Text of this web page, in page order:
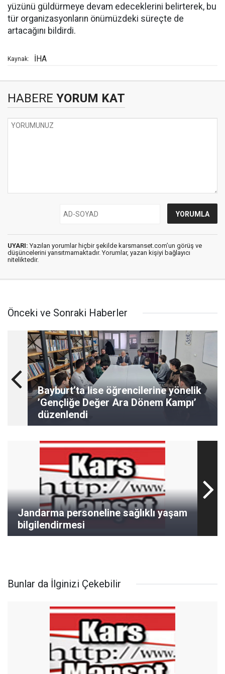
yüzünü güldürmeye devam edeceklerini belirterek, bu
tür organizasyonların önümüzdeki süreçte de
artacağını bildirdi.
Kaynak: İHA
HABERE YORUM KAT
UYARI: Yazılan yorumlar hiçbir şekilde karsmanset.com’un görüş ve
düşüncelerini yansıtmamaktadır. Yorumlar, yazan kişiyi bağlayıcı
niteliktedir.
Önceki ve Sonraki Haberler
Bayburt’ta lise öğrencilerine yönelik
’Gençliğe Değer Ara Dönem Kampı’
düzenlendi
Jandarma personeline sağlıklı yaşam
bilgilendirmesi
Bunlar da İlginizi Çekebilir